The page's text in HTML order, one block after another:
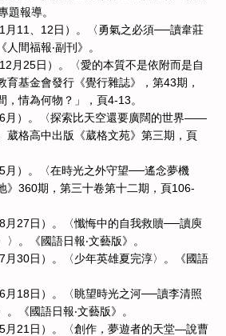
題報導。
月11、12日）。〈勇氣之必須──讀韋莊
人間福報‧副刊》。
月25日）。〈愛的本質不是依附而是自
育基金會發行《覺行雜誌》，第43期，
，情為何物？」，頁4-13。
月）。〈探索比天空還要廣闊的世界——
葳格高中出版《葳格文苑》第三期，頁
月）。〈在時光之外守望──遙念夢機
》360期，第三十卷第十二期，頁106-
月27日）。〈懺悔中的自我救贖──讀庾
。《國語日報‧文藝版》。
月30日）。〈少年英雄夏完淳〉。《國語
月18日）。〈眺望時光之河──讀李清照
。《國語日報‧文藝版》。
月21日）。〈創作，夢遊者的天堂—說曹